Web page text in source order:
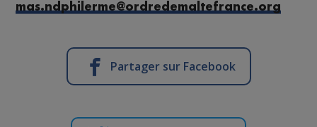
mas.ndphilerme@ordredemaltefrance.org
Partager sur Facebook